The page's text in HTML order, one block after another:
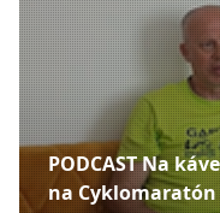
PODCAST Na
na Cyklomaratón